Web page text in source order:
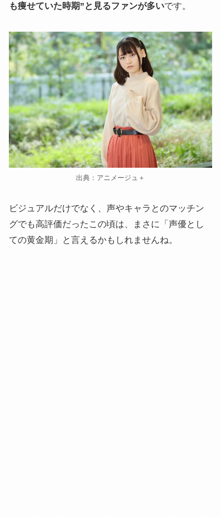
も痩せていた時期”と見るファンが多いです。
出典：アニメージュ＋
ビジュアルだけでなく、声やキャラとのマッチン
グでも高評価だったこの頃は、まさに「声優とし
ての黄金期」と言えるかもしれませんね。